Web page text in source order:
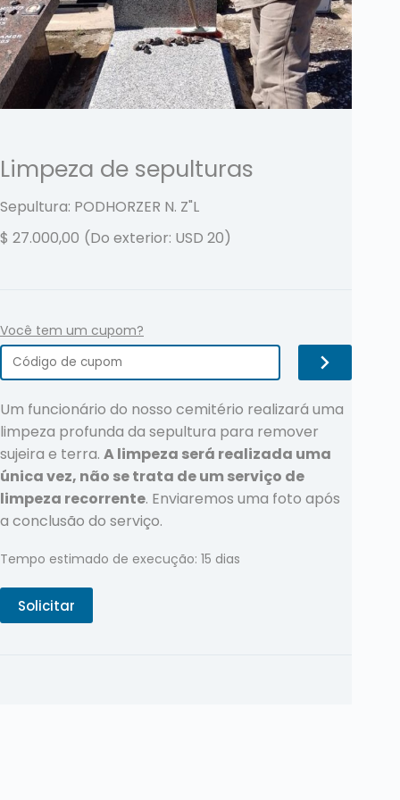
Limpeza de sepulturas
Sepultura: PODHORZER N. Z"L
$ 27.000,00 (Do exterior: USD 20)
Você tem um cupom?
Um funcionário do nosso cemitério realizará uma
limpeza profunda da sepultura para remover
sujeira e terra. A limpeza será realizada uma
única vez, não se trata de um serviço de
limpeza recorrente. Enviaremos uma foto após
a conclusão do serviço.
Tempo estimado de execução: 15 dias
Solicitar